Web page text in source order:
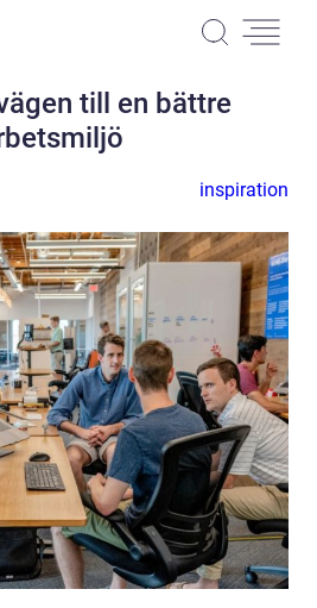
till en bättre
inspiration